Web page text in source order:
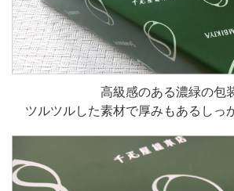
高級感のある濃緑の包
ツルツルした素材で厚みもあるしっ